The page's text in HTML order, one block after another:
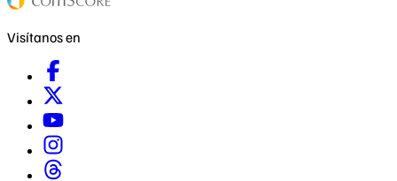
Visítanos en